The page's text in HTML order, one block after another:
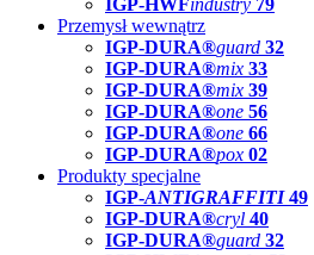
Przemysł wewnątrz
IGP-DURA®guard 32
IGP-DURA®mix 33
IGP-DURA®mix 39
IGP-DURA®one 56
IGP-DURA®one 66
IGP-DURA®pox 02
Produkty specjalne
IGP-ANTIGRAFFITI49
IGP-DURA®cryl 40
IGP-DURA®guard 32